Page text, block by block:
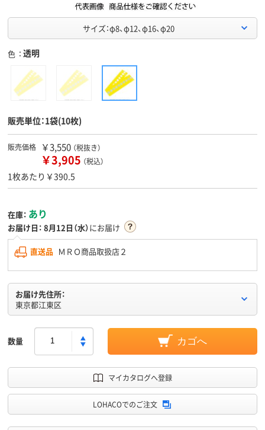
サイズ：φ8、φ12、φ16、φ20
色 透明
販売単位：1袋(10枚)
販売価格 ￥3,550 （税抜き）
￥3,905 （税込）
1枚あたり￥390.5
在庫： あり
お届け日： 8月12日（水）にお届け
直送品 ＭＲＯ商品取扱店２
お届け先住所：
東京都江東区
数量 カゴへ
マイカタログへ登録
LOHACOでのご注文